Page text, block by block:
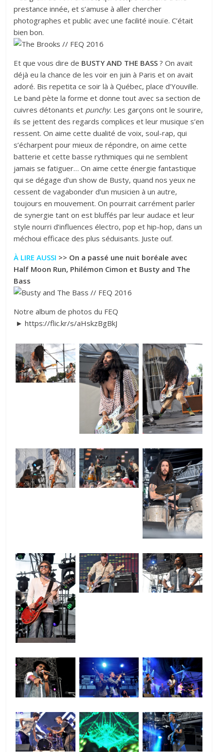
prestance innée, et s’amuse à aller chercher
photographes et public avec une facilité inouïe. C’était
bien bon.
Et que vous dire de BUSTY AND THE BASS ? On avait
déjà eu la chance de les voir en juin à Paris et on avait
adoré. Bis repetita ce soir là à Québec, place d’Youville.
Le band pète la forme et donne tout avec sa section de
cuivres détonants et punchy. Les garçons ont le sourire,
ils se jettent des regards complices et leur musique s’en
ressent. On aime cette dualité de voix, soul-rap, qui
s’écharpent pour mieux de répondre, on aime cette
batterie et cette basse rythmiques qui ne semblent
jamais se fatiguer… On aime cette énergie fantastique
qui se dégage d’un show de Busty, quand nos yeux ne
cessent de vagabonder d’un musicien à un autre,
toujours en mouvement. On pourrait carrément parler
de synergie tant on est bluffés par leur audace et leur
style nourri d’influences électro, pop et hip-hop, dans un
méchoui efficace des plus séduisants. Juste ouf.
À LIRE AUSSI >> On a passé une nuit boréale avec
Half Moon Run, Philémon Cimon et Busty and The
Bass
Notre album de photos du FEQ
►https://flic.kr/s/aHskzBgBkJ